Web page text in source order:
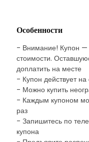
Особенности
- Внимание! Купон —
стоимости.
доплатить на месте
- Купон действует на
- Можно купить
- Каждым купоном
раз
- Запишитесь по
купона